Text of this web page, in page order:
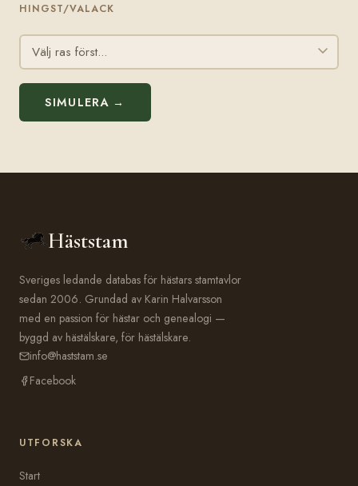
HINGST/VALACK
SIMULERA →
Häststam
Sveriges ledande databas för hästars stamtavlor
sedan 2006. Grundad av Karin Halvarsson
med en passion för hästar och genealogi —
byggd av hästälskare, för hästälskare.
info@haststam.se
Facebook
UTFORSKA
Start